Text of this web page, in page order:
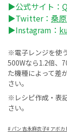
▶公式サイト：
▶Twitter： 桑
▶Instagram：
※電子レンジを使
500Wなら1.2倍、
た機種によって差
さい。
※レシピ作成・表
さい。
#パン 吉永麻衣子# アボカ